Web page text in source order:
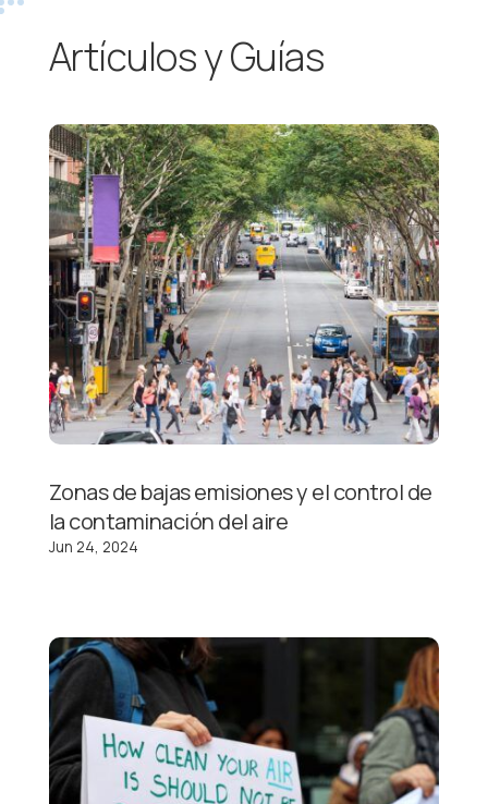
Artículos y Guías
Zonas de bajas emisiones y el control de
la contaminación del aire
Jun 24, 2024